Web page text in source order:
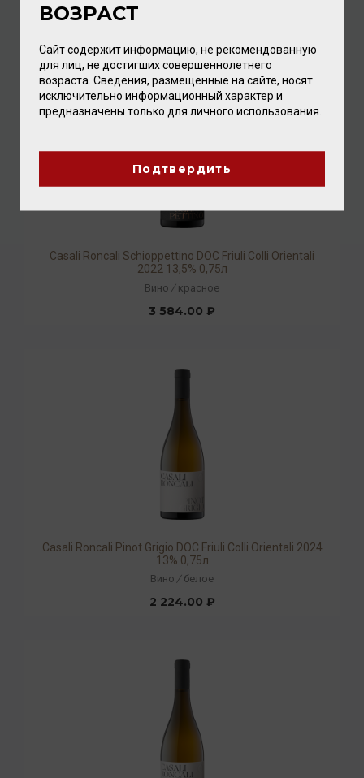
Casali Roncali Schioppettino DOC Friuli Colli Orientali
2022 13,5% 0,75л
Вино / красное
3 584.00 ₽
Casali Roncali Pinot Grigio DOC Friuli Colli Orientali 2024
13% 0,75л
Вино / белое
2 224.00 ₽
ВОЗРАСТ
Сайт содержит информацию, не рекомендованную
для лиц, не достигших совершеннолетнего
возраста. Сведения, размещенные на сайте, носят
исключительно информационный характер и
предназначены только для личного использования.
Подтвердить